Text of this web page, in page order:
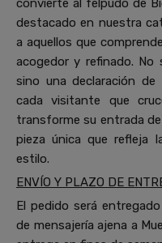
convierte al felpudo de
destacado en nuestra
a aquellos que
acogedor y refinado. No
sino una declaración
cada visitante que
transforme su entrada
pieza única que refleja
estilo.
ENVÍO Y PLAZO DE
El pedido será
de mensajería ajena a